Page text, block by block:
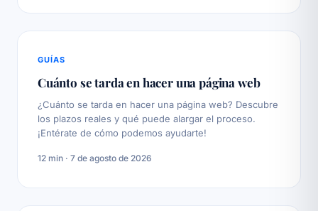
GUÍAS
Cuánto se tarda en hacer una página web
¿Cuánto se tarda en hacer una página web? Descubre
los plazos reales y qué puede alargar el proceso.
¡Entérate de cómo podemos ayudarte!
12 min · 7 de agosto de 2026